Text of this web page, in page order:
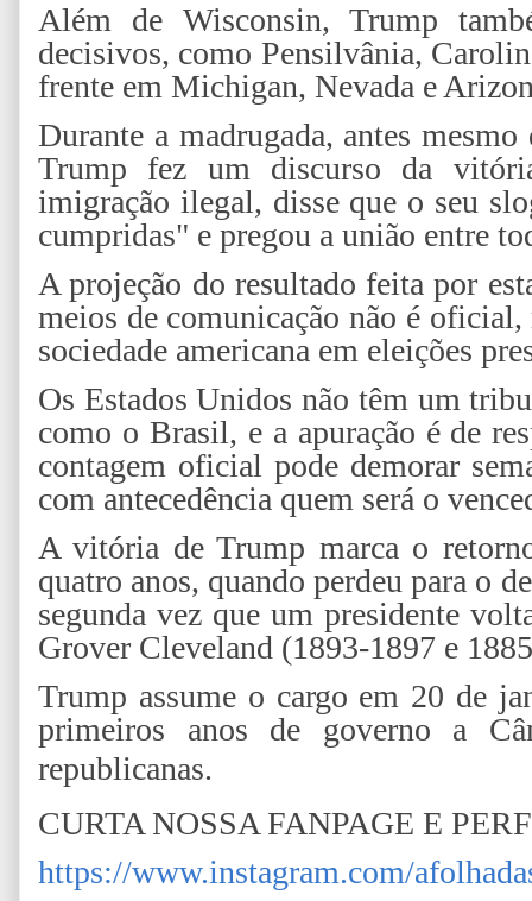
Além de Wisconsin, Trump
decisivos, como Pensilvânia,
frente em Michigan, Nevada e
Durante a madrugada, antes
Trump fez um discurso da
imigração ilegal, disse que o seu
cumpridas" e pregou a união entre
A projeção do resultado feita por
meios de comunicação não é
sociedade americana em eleições
Os Estados Unidos não têm um
como o Brasil, e a apuração é de
contagem oficial pode demorar
com antecedência quem será o
A vitória de Trump marca o
quatro anos, quando perdeu para o
segunda vez que um presidente
Grover Cleveland (1893-1897 e
Trump assume o cargo em 20 de
primeiros anos de governo a
republicanas.
CURTA NOSSA FANPAGE E
https://www.instagram.com/